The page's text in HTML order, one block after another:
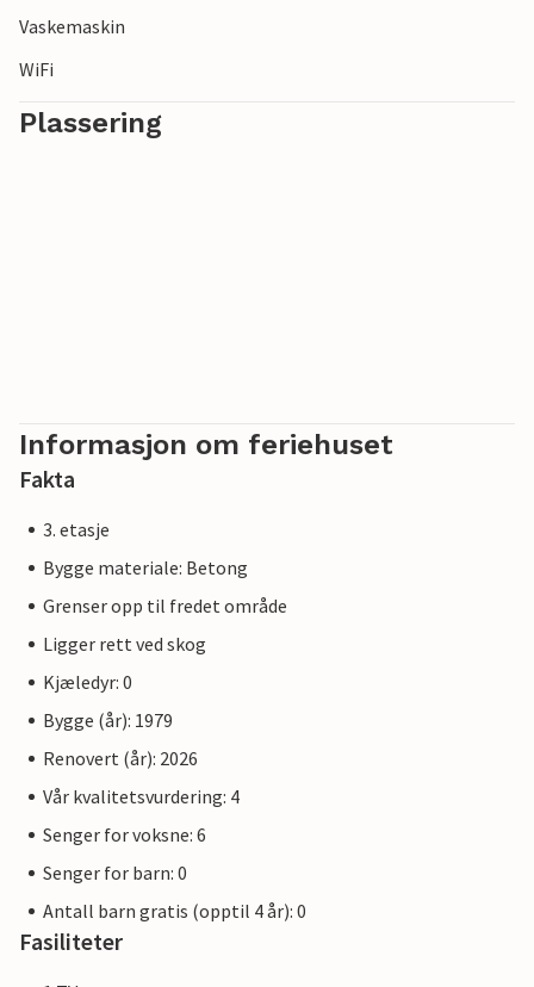
Vaskemaskin
WiFi
Plassering
Informasjon om feriehuset
Fakta
3. etasje
Bygge materiale: Betong
Grenser opp til fredet område
Ligger rett ved skog
Kjæledyr: 0
Bygge (år): 1979
Renovert (år): 2026
Vår kvalitetsvurdering: 4
Senger for voksne: 6
Senger for barn: 0
Antall barn gratis (opptil 4 år): 0
Fasiliteter